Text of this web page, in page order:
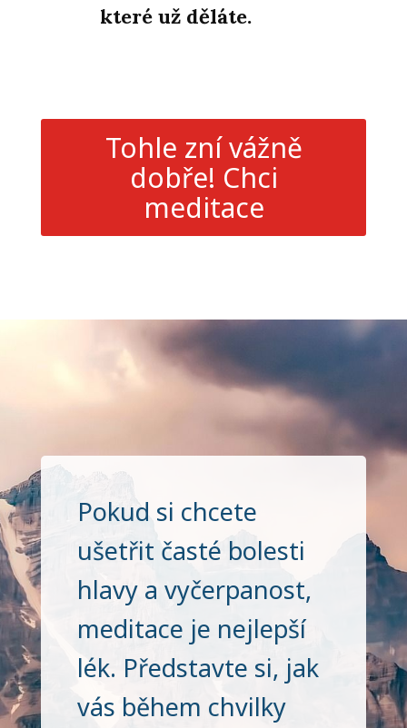
které už děláte.
Tohle zní vážně
dobře! Chci
meditace
Pokud si chcete
ušetřit časté bolesti
hlavy a vyčerpanost,
meditace je nejlepší
lék. Představte si, jak
vás během chvilky